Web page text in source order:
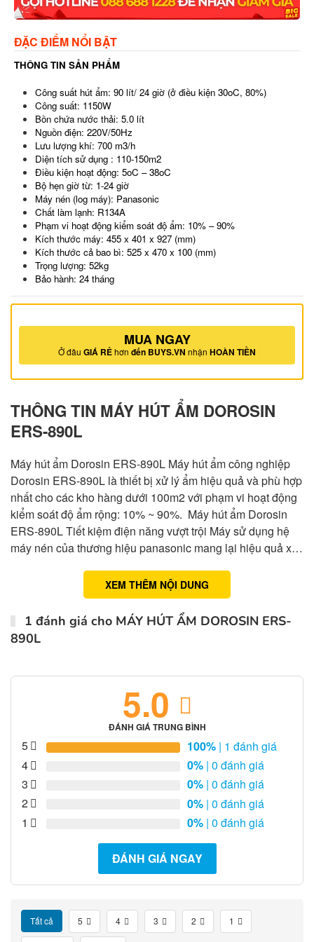
ĐẶC ĐIỂM NỔI BẬT
THÔNG TIN SẢN PHẨM
Công suất hút ẩm: 90 lít/ 24 giờ (ở điều kiện 30oC, 80%)
Công suất: 1150W
Bồn chứa nước thải: 5.0 lít
Nguồn điện: 220V/50Hz
Lưu lượng khí: 700 m3/h
Diện tích sử dụng : 110-150m2
Điều kiện hoạt động: 5oC – 38oC
Bộ hẹn giờ từ: 1-24 giờ
Máy nén (log máy): Panasonic
Chất làm lạnh: R134A
Phạm vi hoạt động kiểm soát độ ẩm: 10% – 90%
Kích thước máy: 455 x 401 x 927 (mm)
Kích thước cả bao bì: 525 x 470 x 100 (mm)
Trọng lượng: 52kg
Bảo hành: 24 tháng
MUA NGAY
Ở đâu GIÁ RẺhơn đến BUYS.VN nhận HOÀN TIỀN
THÔNG TIN MÁY HÚT ẨM DOROSIN
ERS-890L
Máy hút ẩm Dorosin ERS-890L Máy hút ẩm công nghiệp
Dorosin ERS-890L là thiết bị xử lý ẩm hiệu quả và phù hợp
nhất cho các kho hàng dưới 100m2 với phạm vi hoạt động
kiểm soát độ ẩm rộng: 10% ~ 90%. Máy hút ẩm Dorosin
ERS-890L Tiết kiệm điện năng vượt trội Máy sử dụng hệ
máy nén của thương hiệu panasonic mang lại hiệu quả x…
XEM THÊM NỘI DUNG
1 đánh giá cho MÁY HÚT ẨM DOROSIN ERS-
890L
5.0
ĐÁNH GIÁ TRUNG BÌNH
5 100% | 1 đánh giá
4
0% | 0 đánh giá
3
0% | 0 đánh giá
2
0% | 0 đánh giá
1
0% | 0 đánh giá
ĐÁNH GIÁ NGAY
Tất cả 5 4 3 2 1